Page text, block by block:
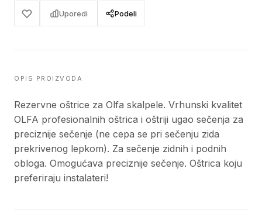
Uporedi Podeli
OPIS PROIZVODA
Rezervne oštrice za Olfa skalpele. Vrhunski kvalitet
OLFA profesionalnih oštrica i oštriji ugao sečenja za
preciznije sečenje (ne cepa se pri sečenju zida
prekrivenog lepkom). Za sečenje zidnih i podnih
obloga. Omogućava preciznije sečenje. Oštrica koju
preferiraju instalateri!